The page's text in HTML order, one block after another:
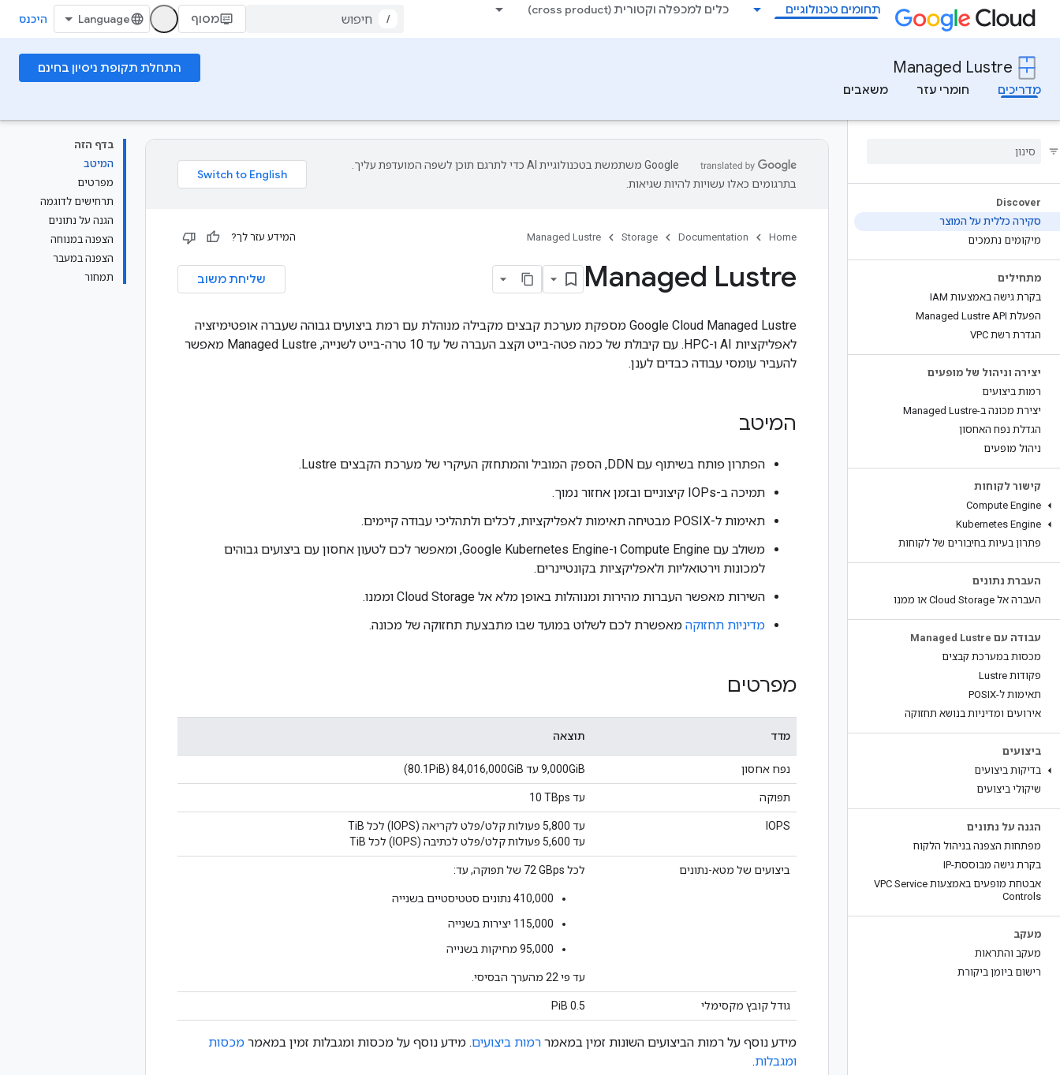
תחומים טכנולוגיים כלים למכפלה וקטורית (cross product)
/ מסוף היכנס
Managed Lustre
התחלת תקופת ניסיון בחינם
מדריכים
חומרי עזר משאבים
Discover
סקירה כללית על המוצר
מיקומים נתמכים
מתחילים
בקרת גישה באמצעות IAM
הפעלת Managed Lustre API
הגדרת רשת VPC
יצירה וניהול של מופעים
רמות ביצועים
יצירת מכונה ב-Managed Lustre
הגדלת נפח האחסון
ניהול מופעים
קישור לקוחות
Compute Engine
Kubernetes Engine
פתרון בעיות בחיבורים של לקוחות
העברת נתונים
העברה אל Cloud Storage או ממנו
עבודה עם Managed Lustre
מכסות במערכת קבצים
פקודות Lustre
תאימות ל-POSIX
אירועים ומדיניות בנושא תחזוקה
ביצועים
בדיקות ביצועים
שיקולי ביצועים
הגנה על נתונים
מפתחות הצפנה בניהול הלקוח
בקרת גישה מבוססת-IP
אבטחת מופעים באמצעות VPC Service
Controls
מעקב
מעקב והתראות
רישום ביומן ביקורת
בדף הזה
המיטב
מפרטים
תרחישים לדוגמה
הגנה על נתונים
הצפנה במנוחה
הצפנה במעבר
תמחור
‫Google משתמשת בטכנולוגיית AI כדי לתרגם תוכן לשפה המועדפת עליך.
בתרגומים כאלו עשויות להיות שגיאות.
Home
Documentation
Storage
Managed Lustre המידע עזר לך?
שליחת משוב Managed Lustre
‫Google Cloud Managed Lustre מספקת מערכת קבצים מקבילה מנוהלת עם רמת ביצועים גבוהה שעברה אופטימיזציה
לאפליקציות AI ו-HPC. עם קיבולת של כמה פטה-בייט וקצב העברה של עד 10 טרה-בייט לשנייה, Managed Lustre מאפשר
להעביר עומסי עבודה כבדים לענן.
המיטב
הפתרון פותח בשיתוף עם DDN, הספק המוביל והמתחזק העיקרי של מערכת הקבצים Lustre.
תמיכה ב-IOPs קיצוניים ובזמן אחזור נמוך.
תאימות ל-POSIX מבטיחה תאימות לאפליקציות, לכלים ולתהליכי עבודה קיימים.
משולב עם Compute Engine ו-Google Kubernetes Engine, ומאפשר לכם לטעון אחסון עם ביצועים גבוהים
למכונות וירטואליות ולאפליקציות בקונטיינרים.
השירות מאפשר העברות מהירות ומנוהלות באופן מלא אל Cloud Storage וממנו.
מדיניות תחזוקה מאפשרת לכם לשלוט במועד שבו מתבצעת תחזוקה של מכונה.
מפרטים
מדד תוצאה
נפח אחסון ‫9,000GiB עד 84,016,000GiB‏ (80.1PiB)
תפוקה עד ‎10 TBps
IOPS
עד 5,800 פעולות קלט/פלט לקריאה (IOPS) לכל ‎TiB
עד 5,600 פעולות קלט/פלט לכתיבה (IOPS) לכל ‎TiB
ביצועים של מטא-נתונים לכל 72‎ GBps של תפוקה, עד:
‫410,000 נתונים סטטיסטיים בשנייה
‫115,000 יצירות בשנייה
‫95,000 מחיקות בשנייה
עד פי 22 מהערך הבסיסי.
גודל קובץ מקסימלי ‫0.5 PiB
מידע נוסף על רמות הביצועים השונות זמין במאמר רמות ביצועים. מידע נוסף על מכסות ומגבלות זמין במאמר מכסות
ומגבלות.